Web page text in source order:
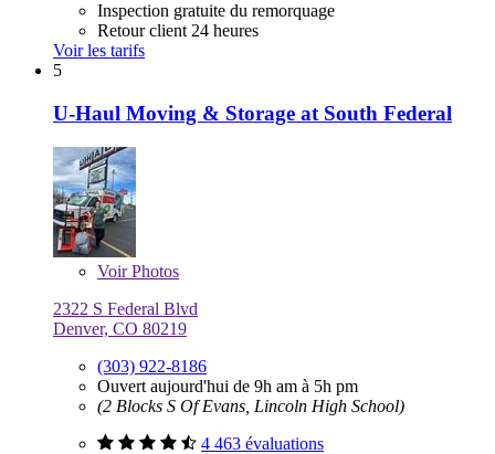
Inspection gratuite du remorquage
Retour client 24 heures
Voir les tarifs
5
U-Haul Moving & Storage at South Federal
VoirPhotos
2322 S Federal Blvd
Denver, CO 80219
(303) 922-8186
Ouvert aujourd'hui de 9h am à 5h pm
(2 Blocks S Of Evans, Lincoln High School)
4 463 évaluations